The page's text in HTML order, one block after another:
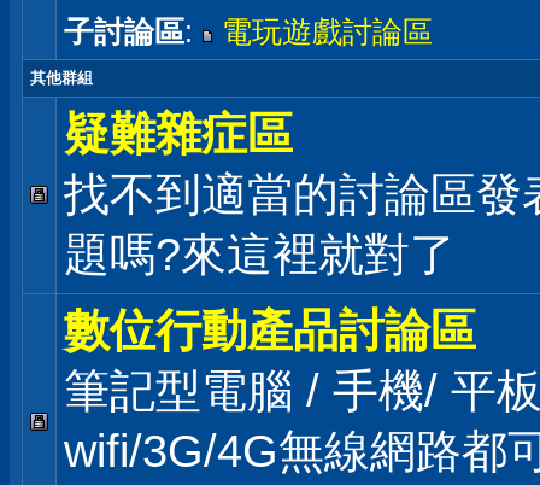
子討論區: 電玩遊戲討論區
其他群組
疑難雜症區
找不到適當的討論區發
題嗎?來這裡就對了
數位行動產品討論區
筆記型電腦 / 手機/ 平
wifi/3G/4G無線網路都